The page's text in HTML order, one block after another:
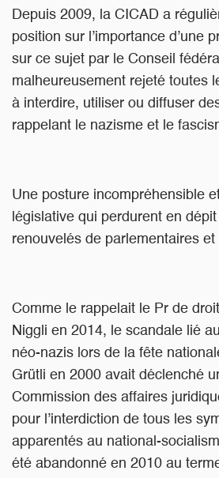
Depuis 2009, la CICAD a
position sur l’importance d’une
sur ce sujet par le Conseil
malheureusement rejeté toutes
à interdire, utiliser ou diffuser
rappelant le nazisme et le
Une posture incompréhensible
législative qui perdurent en
renouvelés de parlementaires
Comme le rappelait le Pr de
Niggli en 2014, le scandale lié
néo-nazis lors de la fête
Grütli en 2000 avait déclenché
Commission des affaires
pour l’interdiction de tous les
apparentés au national-
été abandonné en 2010 au